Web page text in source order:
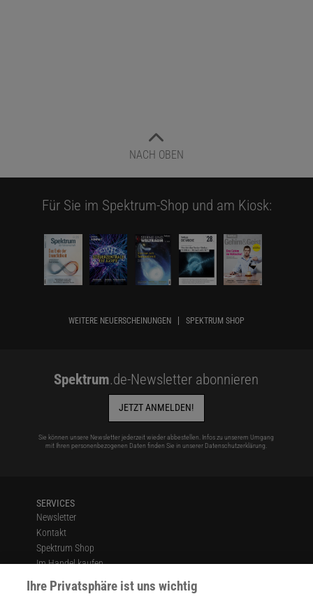
NACH OBEN
Für Sie im Spektrum-Shop und am Kiosk:
WEITERE NEUERSCHEINUNGEN SPEKTRUM SHOP
Spektrum.de-Newsletter abonnieren
JETZT ANMELDEN!
Sie können unsere Newsletter jederzeit wieder abbestellen. Infos zu unserem Umgang
mit Ihren personenbezogenen Daten finden Sie in unserer Datenschutzerklärung.
SERVICES
Newsletter
Kontakt
Spektrum Shop
Im Handel kaufen
Presse
Verträge kündigen
Ihre Privatsphäre ist uns wichtig